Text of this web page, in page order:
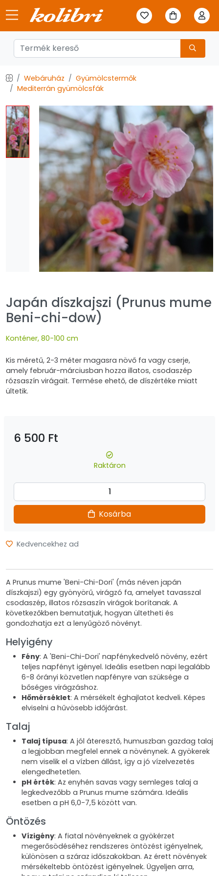
Webáruház
Gyümölcstermők
Mediterrán gyümölcsfák
Japán díszkajszi (Prunus mume
Beni-chi-dow)
Konténer, 80-100 cm
Kis méretű, 2-3 méter magasra növő fa vagy cserje,
amely február-márciusban hozza illatos, csodaszép
rózsaszín virágait. Termése ehető, de díszértéke miatt
ültetik.
6 500 Ft
Raktáron
Kosárba
Kedvencekhez ad
A Prunus mume 'Beni-Chi-Dori' (más néven japán
díszkajszi) egy gyönyörű, virágzó fa, amelyet tavasszal
csodaszép, illatos rózsaszín virágok borítanak. A
következőkben bemutatjuk, hogyan ültetheti és
gondozhatja ezt a lenyűgöző növényt.
Helyigény
Fény: A 'Beni-Chi-Dori' napfénykedvelő növény, ezért
teljes napfényt igényel. Ideális esetben napi legalább
6-8 órányi közvetlen napfényre van szüksége a
bőséges virágzáshoz.
Hőmérséklet: A mérsékelt éghajlatot kedveli. Képes
elviselni a hűvösebb időjárást.
Talaj
Talaj típusa: A jól áteresztő, humuszban gazdag talaj
a legjobban megfelel ennek a növénynek. A gyökerek
nem viselik el a vízben állást, így a jó vízelvezetés
elengedhetetlen.
pH érték: Az enyhén savas vagy semleges talaj a
legkedvezőbb a Prunus mume számára. Ideális
esetben a pH 6,0-7,5 között van.
Öntözés
Vízigény: A fiatal növényeknek a gyökérzet
megerősödéséhez rendszeres öntözést igényelnek,
különösen a száraz időszakokban. Az érett növények
mérsékeltebb öntözést igényelnek. Ügyeljen arra,